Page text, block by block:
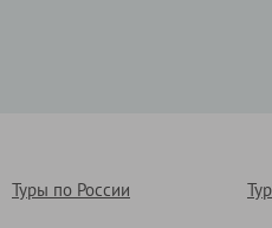
Туры по России